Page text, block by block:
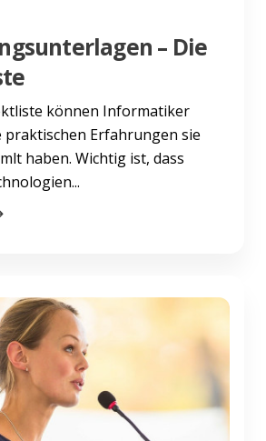
– Die
können Informatiker
praktischen Erfahrungen sie
haben. Wichtig ist, dass